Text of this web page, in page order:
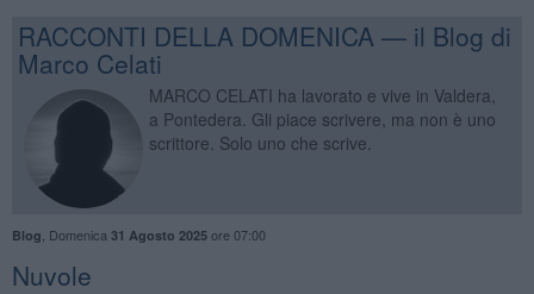
RACCONTI DELLA DOMENICA — il Blog di
Marco Celati
MARCO CELATI ha lavorato e vive in Valdera,
a Pontedera. Gli piace scrivere, ma non è uno
scrittore. Solo uno che scrive.
Blog Domenica 31 Agosto 2025ore 07:00
Nuvole